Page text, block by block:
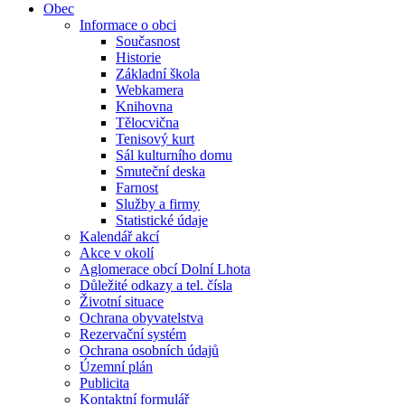
Obec
Informace o obci
Současnost
Historie
Základní škola
Webkamera
Knihovna
Tělocvična
Tenisový kurt
Sál kulturního domu
Smuteční deska
Farnost
Služby a firmy
Statistické údaje
Kalendář akcí
Akce v okolí
Aglomerace obcí Dolní Lhota
Důležité odkazy a tel. čísla
Životní situace
Ochrana obyvatelstva
Rezervační systém
Ochrana osobních údajů
Územní plán
Publicita
Kontaktní formulář